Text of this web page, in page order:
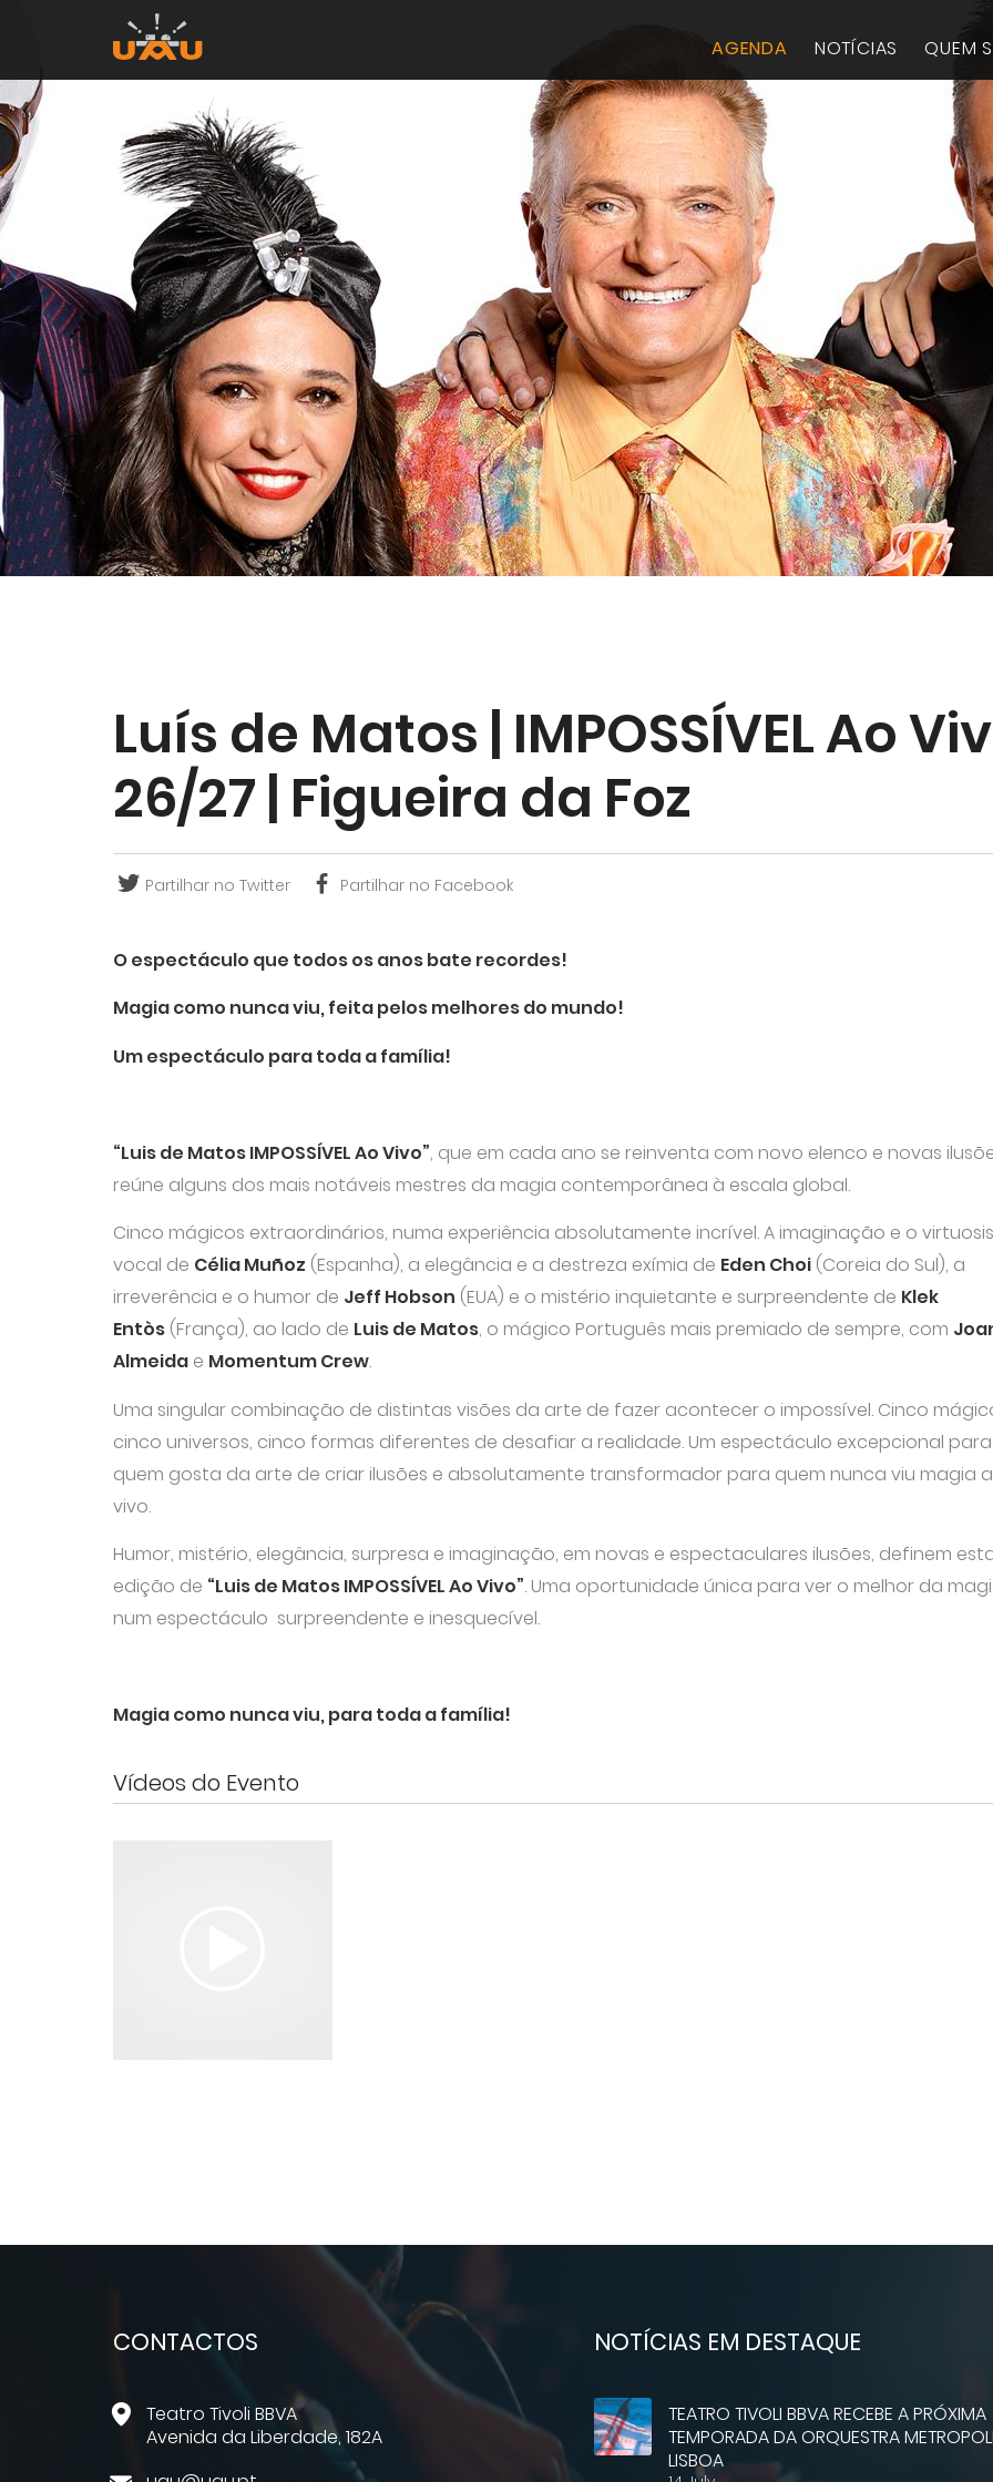
AGENDA NOTÍCIAS QUEM
Luís de Matos | IMPOSSÍVEL Ao
26/27 | Figueira da Foz
Partilhar no Twitter Partilhar no Facebook
O espectáculo que todos os anos bate recordes!
Magia como nunca viu, feita pelos melhores do mundo!
Um espectáculo para toda a família!
“Luis de Matos IMPOSSÍVEL Ao Vivo”, que em cada ano se reinventa com novo elenco e novas
reúne alguns dos mais notáveis mestres da magia contemporânea à escala global.
Cinco mágicos extraordinários, numa experiência absolutamente incrível. A imaginação e o
vocal de Célia Muñoz (Espanha), a elegância e a destreza exímia de Eden Choi (Coreia do Sul), a
irreverência e o humor de Jeff Hobson (EUA) e o mistério inquietante e surpreendente de Klek
Entòs (França), ao lado de Luis de Matos, o mágico Português mais premiado de sempre, com
Almeida e Momentum Crew.
Uma singular combinação de distintas visões da arte de fazer acontecer o impossível. Cinco
cinco universos, cinco formas diferentes de desafiar a realidade. Um espectáculo excepcional para
quem gosta da arte de criar ilusões e absolutamente transformador para quem nunca viu magia
vivo.
Humor, mistério, elegância, surpresa e imaginação, em novas e espectaculares ilusões, definem
edição de “Luis de Matos IMPOSSÍVEL Ao Vivo”. Uma oportunidade única para ver o melhor da
num espectáculo surpreendente e inesquecível.
Magia como nunca viu, para toda a família!
Vídeos do Evento
CONTACTOS
Teatro Tivoli BBVA
Avenida da Liberdade, 182A
NOTÍCIAS EM DESTAQUE
TEATRO TIVOLI BBVA RECEBE A PRÓXIMA
TEMPORADA DA ORQUESTRA
LISBOA